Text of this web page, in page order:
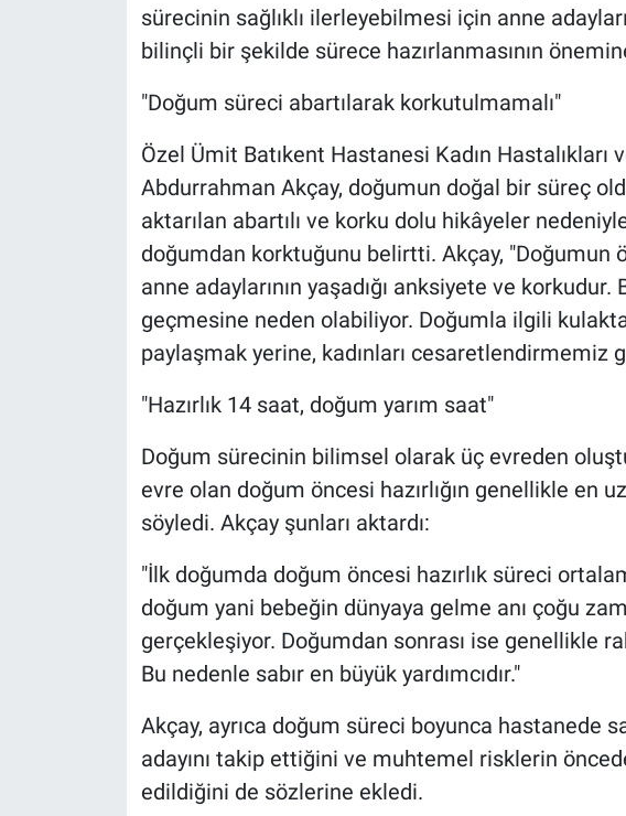
sürecinin sağlıklı ilerleyebilmesi için anne
bilinçli bir şekilde sürece hazırlanmasının
"Doğum süreci abartılarak korkutulmamalı"
Özel Ümit Batıkent Hastanesi Kadın Hastalıkları
Abdurrahman Akçay, doğumun doğal bir süreç
aktarılan abartılı ve korku dolu hikâyeler
doğumdan korktuğunu belirtti. Akçay, "Doğumun
anne adaylarının yaşadığı anksiyete ve
geçmesine neden olabiliyor. Doğumla ilgili
paylaşmak yerine, kadınları cesaretlendirmemiz
"Hazırlık 14 saat, doğum yarım saat"
Doğum sürecinin bilimsel olarak üç evreden
evre olan doğum öncesi hazırlığın genellikle en
söyledi. Akçay şunları aktardı:
"İlk doğumda doğum öncesi hazırlık süreci
doğum yani bebeğin dünyaya gelme anı çoğu
gerçekleşiyor. Doğumdan sonrası ise genellikle
Bu nedenle sabır en büyük yardımcıdır."
Akçay, ayrıca doğum süreci boyunca hastanede
adayını takip ettiğini ve muhtemel risklerin
edildiğini de sözlerine ekledi.